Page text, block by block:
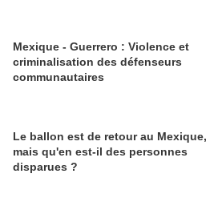
Mexique - Guerrero : Violence et
criminalisation des défenseurs
communautaires
Le ballon est de retour au Mexique,
mais qu'en est-il des personnes
disparues ?